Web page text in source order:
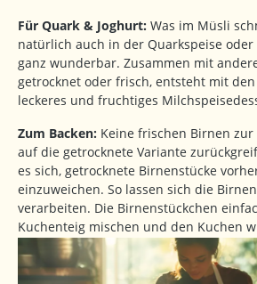
Für Quark & Joghurt: Was im Müsli
natürlich auch in der Quarkspeise
ganz wunderbar. Zusammen mit
getrocknet oder frisch, entsteht mit
leckeres und fruchtiges
Zum Backen: Keine frischen Birnen zur
auf die getrocknete Variante
es sich, getrocknete Birnenstücke
einzuweichen. So lassen sich die
verarbeiten. Die Birnenstückchen
Kuchenteig mischen und den Kuchen